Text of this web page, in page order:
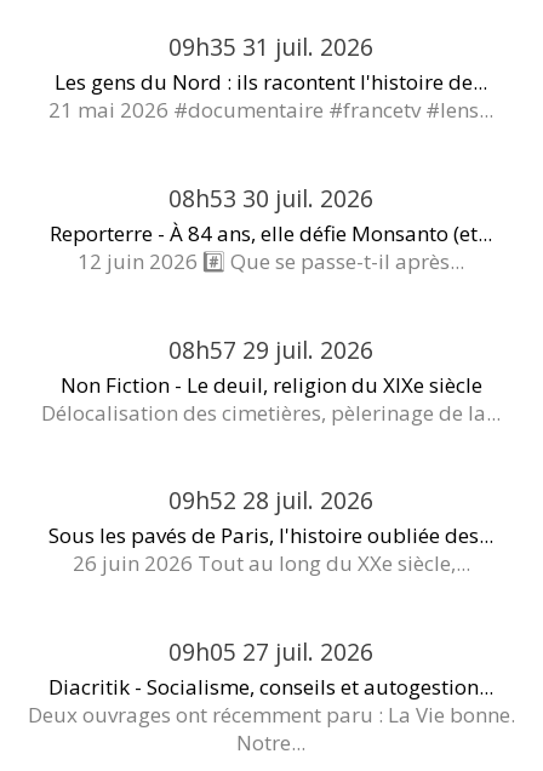
09h35 31 juil. 2026
Les gens du Nord : ils racontent l'histoire de...
21 mai 2026 #documentaire #francetv #lens...
08h53 30 juil. 2026
Reporterre - À 84 ans, elle défie Monsanto (et...
12 juin 2026 #️⃣ Que se passe-t-il après...
08h57 29 juil. 2026
Non Fiction - Le deuil, religion du XIXe siècle
Délocalisation des cimetières, pèlerinage de la...
09h52 28 juil. 2026
Sous les pavés de Paris, l'histoire oubliée des...
26 juin 2026 Tout au long du XXe siècle,...
09h05 27 juil. 2026
Diacritik - Socialisme, conseils et autogestion...
Deux ouvrages ont récemment paru : La Vie bonne.
Notre...